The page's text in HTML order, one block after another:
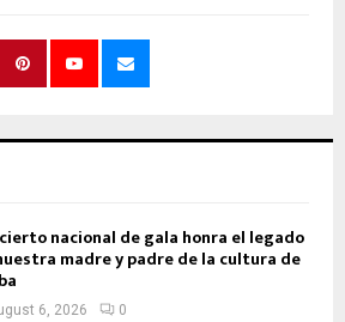
nacional de gala honra el legado
madre y padre de la cultura de
6, 2026 0